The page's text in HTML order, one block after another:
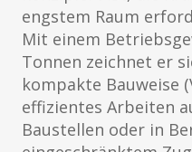
engstem Raum
Mit einem
Tonnen zeichnet er
kompakte Bauweise
effizientes Arbeiten
Baustellen oder in